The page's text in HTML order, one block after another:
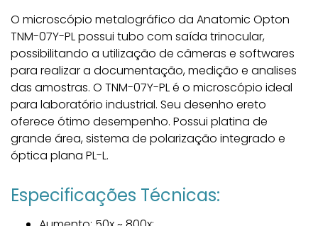
O microscópio metalográfico da Anatomic Opton
TNM-07Y-PL possui tubo com saída trinocular,
possibilitando a utilização de câmeras e softwares
para realizar a documentação, medição e analises
das amostras. O TNM-07Y-PL é o microscópio ideal
para laboratório industrial. Seu desenho ereto
oferece ótimo desempenho. Possui platina de
grande área, sistema de polarização integrado e
óptica plana PL-L.
Especificações Técnicas: